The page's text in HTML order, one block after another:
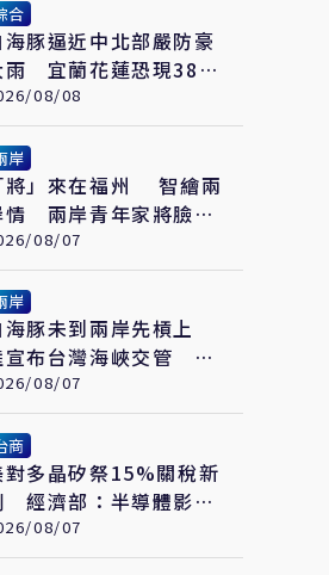
合
海豚逼近中北部嚴防豪
雨 宜蘭花蓮恐現38度
端高溫
08/08
岸
將」來在福州 智繪兩
情 兩岸青年家將臉譜
大賽在福州開幕
08/07
岸
海豚未到兩岸先槓上
宣布台灣海峽交管 陸
：不勞費心
08/07
商
對多晶矽祭15%關稅新
經濟部：半導體影響
控、太陽能產業衝擊有
08/07